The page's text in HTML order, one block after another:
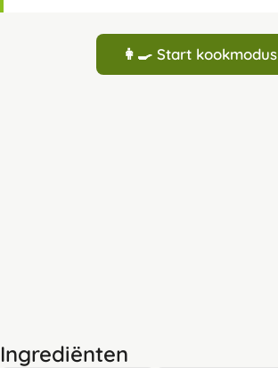
👩‍🍳 Start kookmodus
Ingrediënten